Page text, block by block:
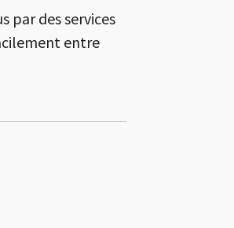
par des services
entre